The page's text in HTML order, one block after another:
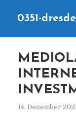
0351-
14. Dezember